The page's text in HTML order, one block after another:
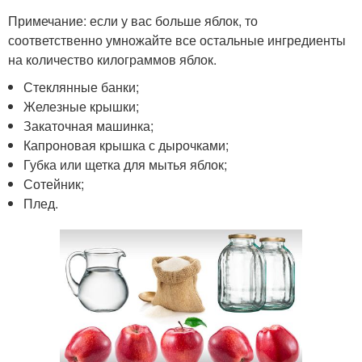
Примечание: если у вас больше яблок, то
соответственно умножайте все остальные ингредиенты
на количество килограммов яблок.
Стеклянные банки;
Железные крышки;
Закаточная машинка;
Капроновая крышка с дырочками;
Губка или щетка для мытья яблок;
Сотейник;
Плед.